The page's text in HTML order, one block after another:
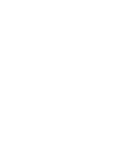
Namen, die Vornamen,
für Zwecke der Werbung und
Stadt, in der die von Ihnen